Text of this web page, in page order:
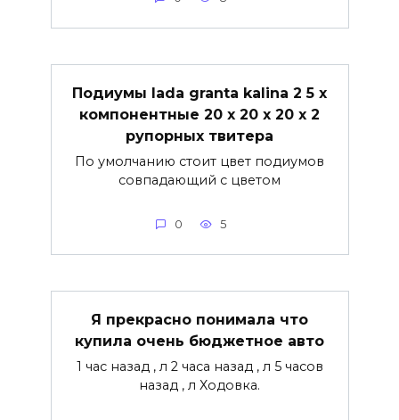
Подиумы lada granta kalina 2 5 х
компонентные 20 х 20 х 20 х 2
рупорных твитера
По умолчанию стоит цвет подиумов
совпадающий с цветом
0 5
Я прекрасно понимала что
купила очень бюджетное авто
1 час назад , л 2 часа назад , л 5 часов
назад , л Ходовка.